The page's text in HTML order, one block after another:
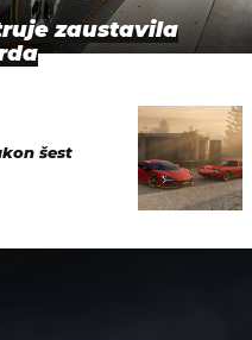
zaustavila
šest